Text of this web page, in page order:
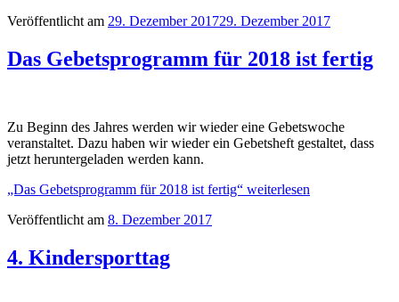
Veröffentlicht am 29. Dezember 201729. Dezember 2017
Das Gebetsprogramm für 2018 ist fertig
Zu Beginn des Jahres werden wir wieder eine Gebetswoche
veranstaltet. Dazu haben wir wieder ein Gebetsheft gestaltet, dass
jetzt heruntergeladen werden kann.
„Das Gebetsprogramm für 2018 ist fertig“ weiterlesen
Veröffentlicht am 8. Dezember 2017
4. Kindersporttag